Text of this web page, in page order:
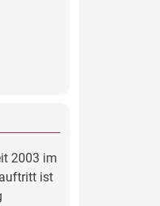
2003 im
ist